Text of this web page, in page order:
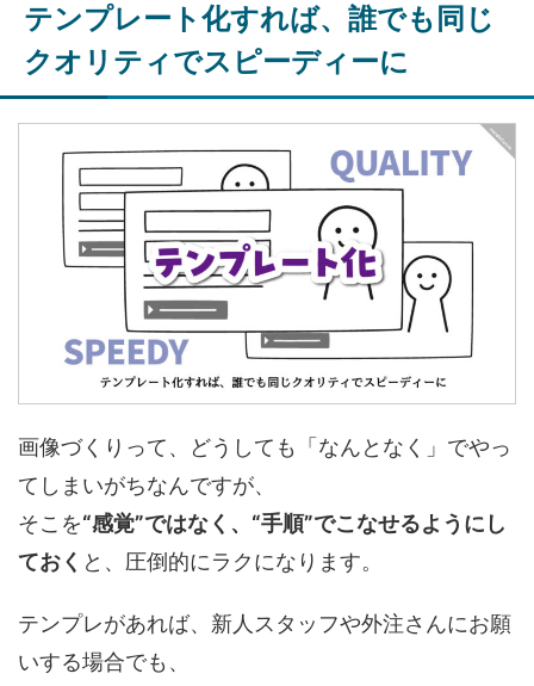
テンプレート化すれば、誰でも同じ
クオリティでスピーディーに
画像づくりって、どうしても「なんとなく」でやっ
てしまいがちなんですが、
そこを“感覚”ではなく、“手順”でこなせるようにし
ておく と、圧倒的にラクになります。
テンプレがあれば、新人スタッフや外注さんにお願
いする場合でも、